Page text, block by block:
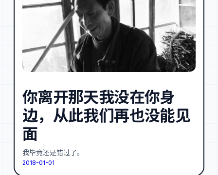
你离开那天我没在你身
边，从此我们再也没能见
面
我毕竟还是错过了。
2018-01-01